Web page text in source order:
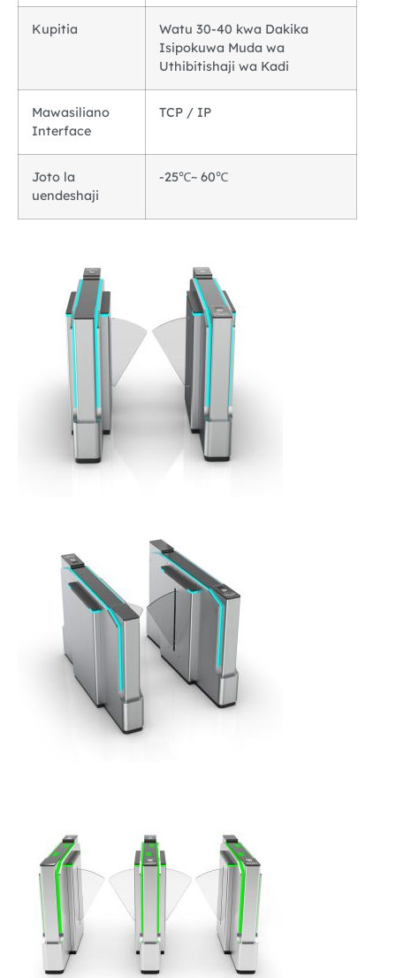
Kupitia
Watu 30-40 kwa Dakika
Isipokuwa Muda wa
Uthibitishaji wa Kadi
Mawasiliano
Interface
TCP / IP
Joto la
uendeshaji
-25℃~ 60℃